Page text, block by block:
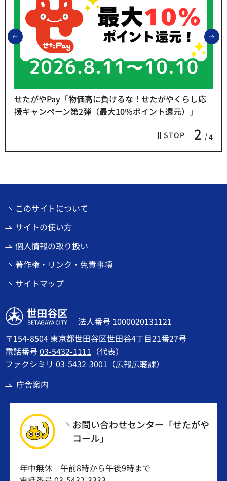
前のスライドを表示
STOP 2 4
せたがやPay「物価高に負けるな！せたがやくらし応
援キャンペーン第2弾（最大10％ポイント還元）」
このサイトについて
サイトの使い方
個人情報の取り扱い
著作権・リンク・免責事項
サイトマップ
世田谷区
法人番号 1000020131121
〒154-8504 東京都世田谷区世田谷4丁目21番27号
電話番号03-5432-1111 （代表）
ファクシミリ 03-5432-3001（広報広聴課）
庁舎案内
お問い合わせセンター「せたがや
コール」
年中無休 午前8時から午後9時まで